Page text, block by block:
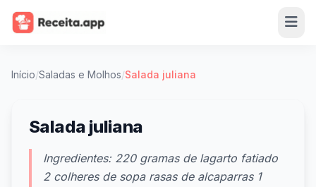
Início/Saladas e Molhos/Salada juliana
Salada juliana
Ingredientes: 220 gramas de lagarto fatiado
2 colheres de sopa rasas de alcaparras 1